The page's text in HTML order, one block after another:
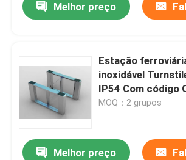
Melhor preço
Estação
inoxidável
IP54 Com código
MOQ：2 grupos
Melhor preço